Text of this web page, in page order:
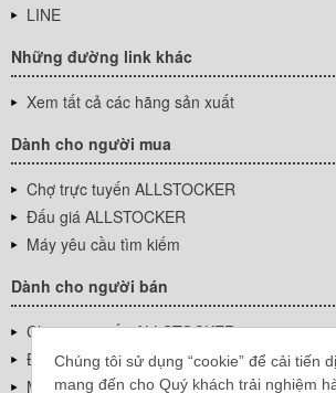
Chúng tôi sử dụng “cookie” để cải tiến
mang đến cho Quý khách trải nghiệm
LINE
Những đường link khác
Xem tất cả các hãng sản xuất
Dành cho người mua
Chợ trực tuyến ALLSTOCKER
Đấu giá ALLSTOCKER
Máy yêu cầu tìm kiếm
Dành cho người bán
Chợ trực tuyến ALLSTOCKER
Đấu giá ALLSTOCKER
Máy yêu cầu tìm kiếm